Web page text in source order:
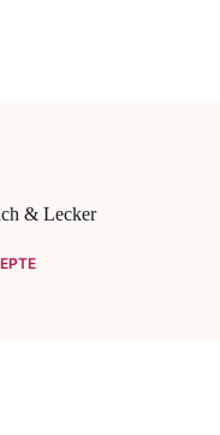
& Lecker